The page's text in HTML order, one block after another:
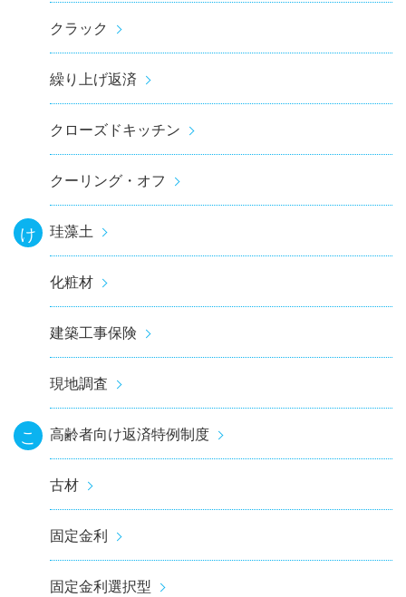
クラック
繰り上げ返済
クローズドキッチン
クーリング・オフ
け 珪藻土
化粧材
建築工事保険
現地調査
こ 高齢者向け返済特例制度
古材
固定金利
固定金利選択型